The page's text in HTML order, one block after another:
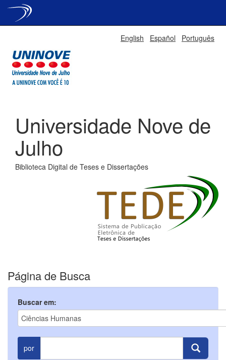
English Español Português
Universidade Nove de
Julho
Biblioteca Digital de Teses e Dissertações
Página de Busca
Buscar em:
por